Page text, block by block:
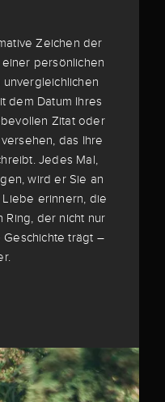
Zeichen der
persönlichen
dem Datum Ihres
Zitat oder
das Ihre
Jedes Mal,
wird er Sie an
erinnern, die
Ring, der nicht nur
Geschichte trägt –